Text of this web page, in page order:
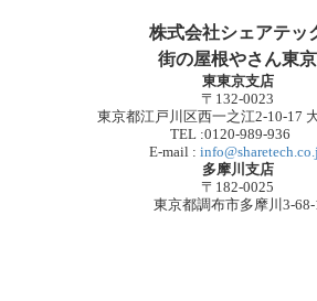
株式会社シェアテッ
街の屋根やさん東京
東東京支店
〒132-0023
東京都江戸川区西一之江2-10-17
TEL :0120-989-936
E-mail :
多摩川支店
〒182-0025
東京都調布市多摩川3-68-